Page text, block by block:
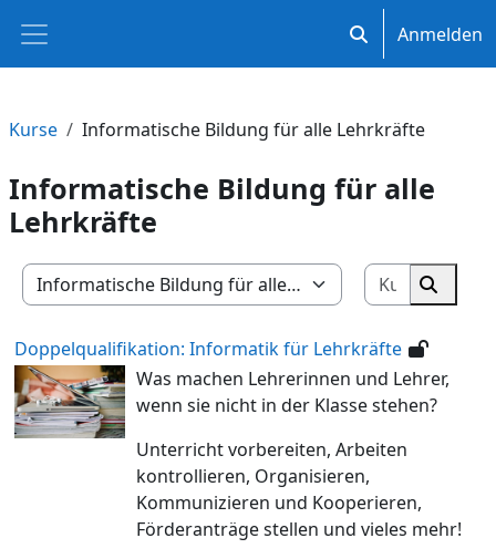
Website-Übersicht Sucheingabe
Anmelden
Kurse Informatische Bildung für alle Lehrkräfte
Informatische Bildung für alle
Lehrkräfte
Kursbereiche
Kurse
Kurse
Doppelqualifikation: Informatik für Lehrkräfte
Was machen Lehrerinnen und Lehrer,
wenn sie nicht in der Klasse stehen?
Unterricht vorbereiten, Arbeiten
kontrollieren, Organisieren,
Kommunizieren und Kooperieren,
Förderanträge stellen und vieles mehr!